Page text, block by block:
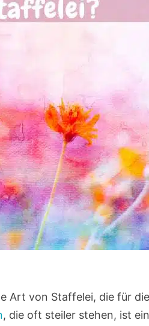
Art von Staffelei, die für
, die oft steiler stehen, ist